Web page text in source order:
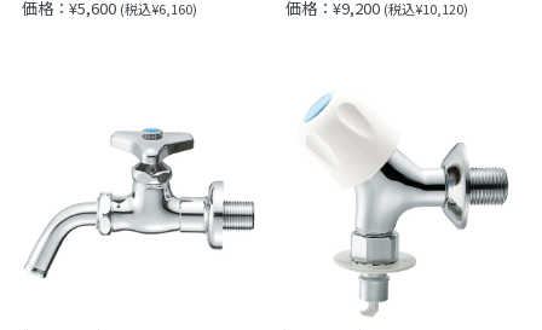
価格：¥5,600 (税込¥6,160) 価格：¥9,200 (税込¥10,120)